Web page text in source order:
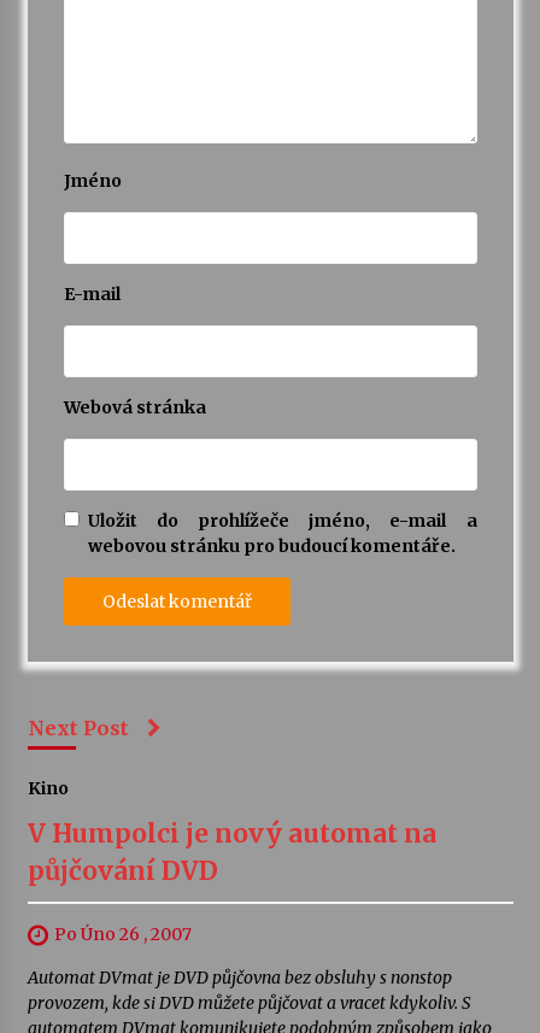
Jméno
E-mail
Webová stránka
Uložit do prohlížeče jméno, e-mail a
webovou stránku pro budoucí komentáře.
Next Post
Kino
V Humpolci je nový automat na
půjčování DVD
Po Úno 26 , 2007
Automat DVmat je DVD půjčovna bez obsluhy s nonstop
provozem, kde si DVD můžete půjčovat a vracet kdykoliv. S
automatem DVmat komunikujete podobným způsobem jako